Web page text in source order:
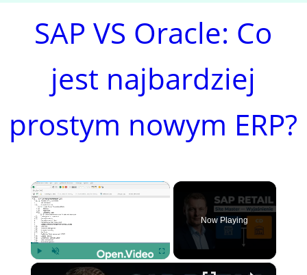
SAP VS Oracle: Co
jest najbardziej
prostym nowym ERP?
×
Now Playing
×